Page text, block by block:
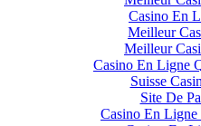
Casino En
Meilleur
Meilleur
Casino En Ligne
Suisse
Site De
Casino En